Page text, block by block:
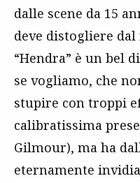
dalle scene da 15
deve distogliere
“Hendra” è un bel
se vogliamo, che
stupire con troppi
calibratissima
Gilmour), ma ha
eternamente